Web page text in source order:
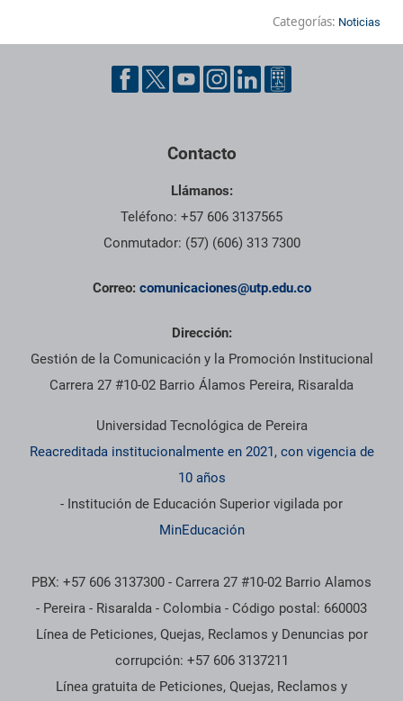
Categorías: Noticias
Contacto
Llámanos:
Teléfono: +57 606 3137565
Conmutador: (57) (606) 313 7300
Correo: comunicaciones@utp.edu.co
Dirección:
Gestión de la Comunicación y la Promoción Institucional
Carrera 27 #10-02 Barrio Álamos Pereira, Risaralda
Universidad Tecnológica de Pereira
Reacreditada institucionalmente en 2021, con vigencia de
10 años
- Institución de Educación Superior vigilada por
MinEducación
PBX: +57 606 3137300 - Carrera 27 #10-02 Barrio Alamos
- Pereira - Risaralda - Colombia - Código postal: 660003
Línea de Peticiones, Quejas, Reclamos y Denuncias por
corrupción: +57 606 3137211
Línea gratuita de Peticiones, Quejas, Reclamos y